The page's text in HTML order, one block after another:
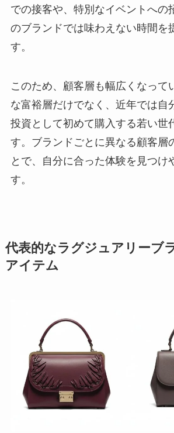
での接客や、特別なイベントへの
のブランドでは味わえない時間を
す。
このため、顧客層も幅広くなって
な富裕層だけでなく、近年では自
投資として初めて購入する若い世
す。ブランドごとに異なる顧客層
とで、自分に合った体験を見つけ
す。
代表的なラグジュアリーブ
アイテム